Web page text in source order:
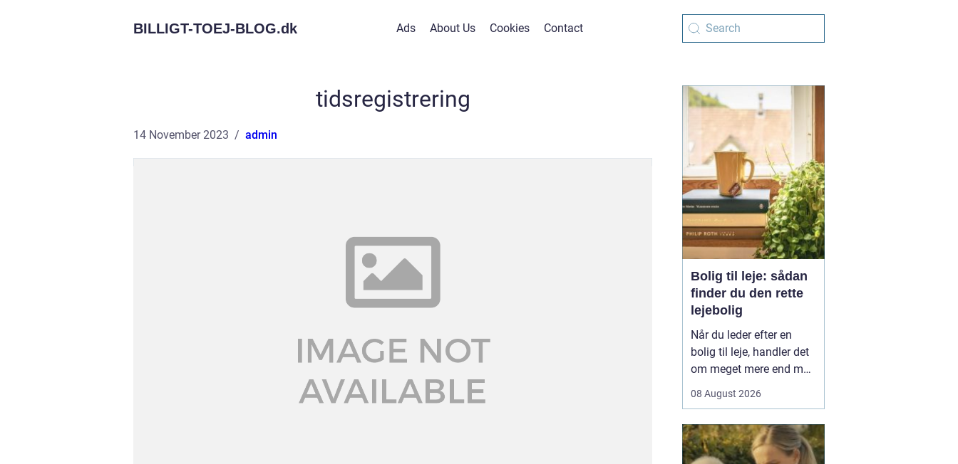
BILLIGT-TOEJ-BLOG.dk Ads About Us Cookies Contact
tidsregistrering
14 November 2023 admin
Bolig til leje: sådan
finder du den rette
lejebolig
Når du leder efter en
bolig til leje, handler det
om meget mere end m
udkig efter et sted, hvor
økonomien hænger
sammen, og hvor du kan
08 August 2026